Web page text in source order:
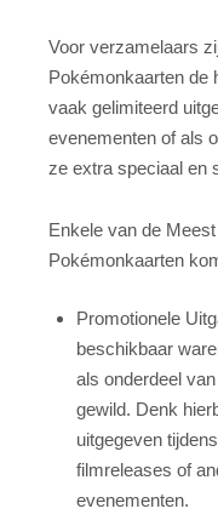
Voor verzamelaars
Pokémonkaarten de
vaak gelimiteerd
evenementen of als
ze extra speciaal en
Enkele van de
Pokémonkaarten
Promotionele
beschikbaar
als onderdeel
gewild. Denk
uitgegeven
filmreleases of
evenementen.